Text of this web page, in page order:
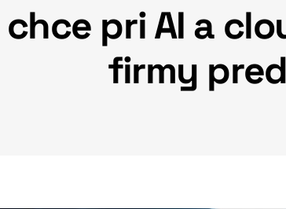
chce pri AI a
firmy